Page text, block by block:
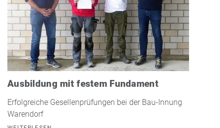
Ausbildung mit festem Fundament
Erfolgreiche Gesellenprüfungen bei der Bau-Innung
Warendorf